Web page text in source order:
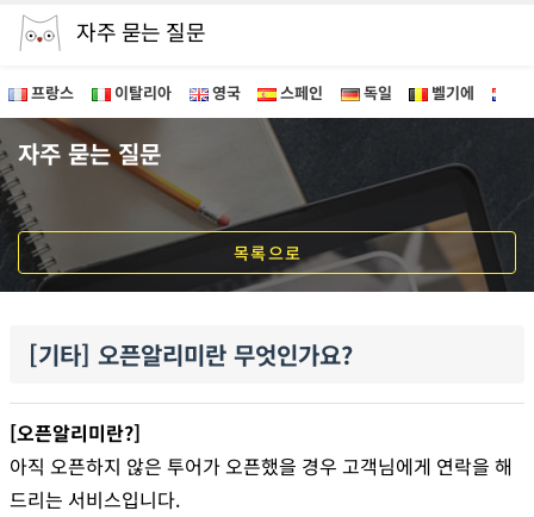
자주 묻는 질문
프랑스 이탈리아 영국 스페인 독일 벨기에
[기타] 오픈알리미란 무엇인가요?
자주 묻는 질문
목록으로
[기타] 오픈알리미란 무엇인가요?
[오픈알리미란?]
아직 오픈하지 않은 투어가 오픈했을 경우 고객님에게 연락을 해
드리는 서비스입니다.